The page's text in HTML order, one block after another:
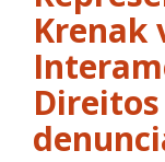
Krenak